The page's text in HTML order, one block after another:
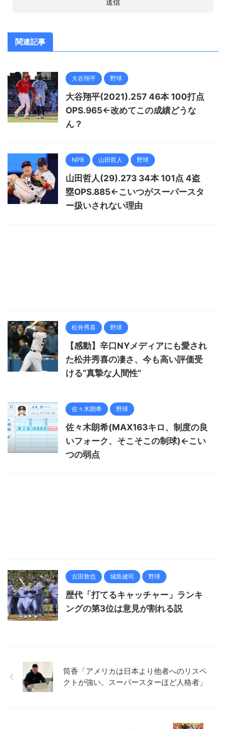
関連記事
大谷翔平 野球
大谷翔平(2021).257 46本 100打点
OPS.965←改めてこの成績どうな
ん？
NPB 山田哲人 野球
山田哲人(29).273 34本 101点 4盗
塁OPS.885←こいつがスーパースタ
ー扱いされない理由
松井秀喜 野球
【感動】辛口NYメディアにも愛され
た松井秀喜の凄さ、今も高い評価受
ける“真摯な人間性”
佐々木朗希 野球
佐々木朗希(MAX163キロ、制度の良
いフォーク、そこそこの制球)←こい
つの弱点
古田敦也 城島健司 野球
歴代「打てるキャッチャー」ランキ
ングの第3位は意見が割れる説
筒香「アメリカは日本より他者へのリスペ
クトが強い。スーパースターほど人格者」